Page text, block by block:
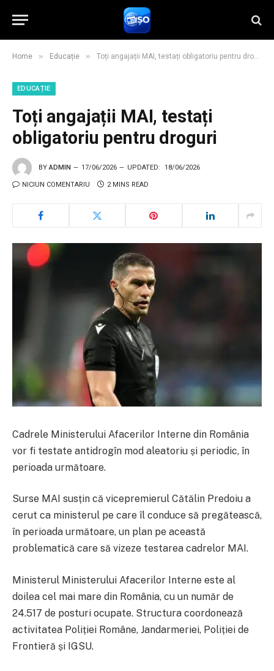
Home » Educație » Toți angajații MAI, testați obligatoriu pentru droguri
EDUCAȚIE
Toți angajații MAI, testați
obligatoriu pentru droguri
BY ADMIN 17/06/2026 UPDATED: 18/06/2026
NICIUN COMENTARIU 2 MINS READ
Cadrele Ministerului Afacerilor Interne din România
vor fi testate antidrogîn mod aleatoriu și periodic, în
perioada următoare.
Surse MAI susțin că vicepremierul Cătălin Predoiu a
cerut ca ministerul pe care îl conduce să pregătească,
în perioada următoare, un plan pe această
problematică care să vizeze testarea cadrelor MAI.
Ministerul Ministerului Afacerilor Interne este al
doilea cel mai mare din România, cu un număr de
24.517 de posturi ocupate. Structura coordonează
activitatea Poliției Române, Jandarmeriei, Poliției de
Frontieră și IGSU.